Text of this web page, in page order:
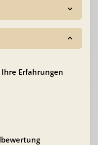
Erfahrungen